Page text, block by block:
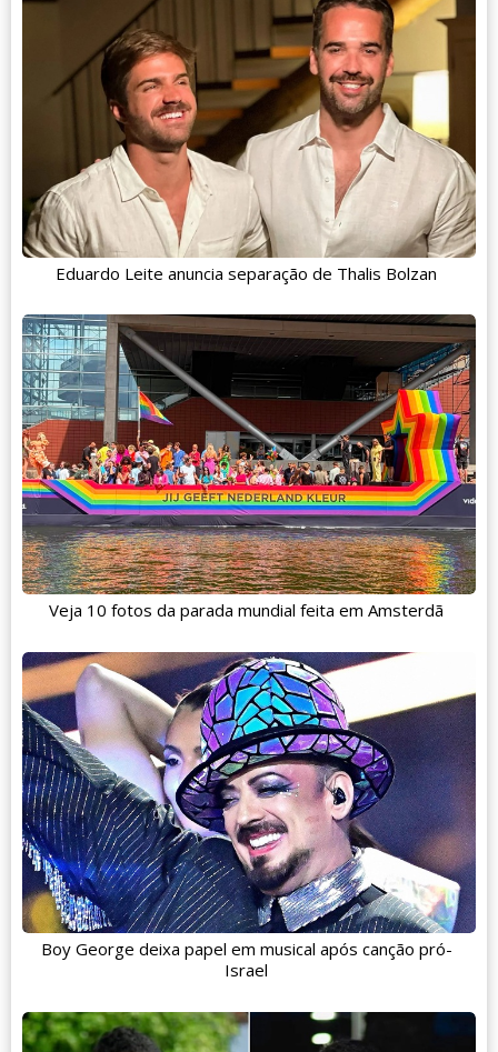
Eduardo Leite anuncia separação de Thalis Bolzan
Veja 10 fotos da parada mundial feita em Amsterdã
Boy George deixa papel em musical após canção pró-
Israel